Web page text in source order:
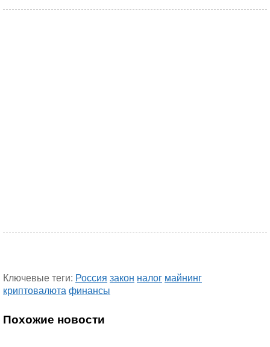
Ключевые теги: Россия закон налог майнинг
криптовалюта финансы
Похожие новости